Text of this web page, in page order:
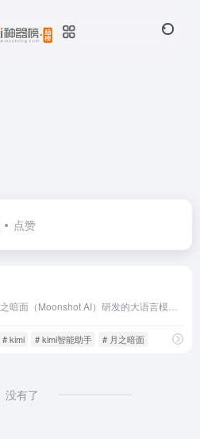
点赞
# kimi # kimi智能助手 # 月之暗面
没有了